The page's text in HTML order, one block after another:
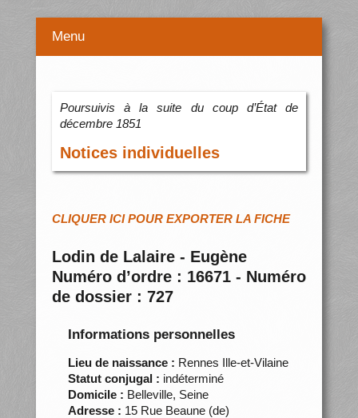
Menu
Poursuivis à la suite du coup d’État de
décembre 1851
Notices individuelles
CLIQUER ICI POUR EXPORTER LA FICHE
Lodin de Lalaire - Eugène
Numéro d’ordre : 16671 - Numéro
de dossier : 727
Informations personnelles
Lieu de naissance : Rennes Ille-et-Vilaine
Statut conjugal : indéterminé
Domicile : Belleville, Seine
Adresse : 15 Rue Beaune (de)